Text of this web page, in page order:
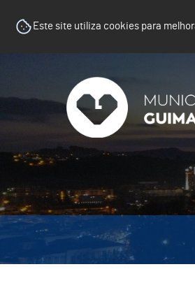
Este site utiliza cookies para